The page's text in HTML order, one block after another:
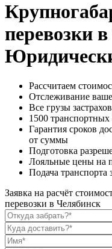
перевозки
Рассчитаем
Отслеживание
Все грузы
1500
Гарантия сроков
от суммы
Подготовка
Лояльные цены на
Подача транспорта
Заявка на расчёт
перевозки в Челябинск